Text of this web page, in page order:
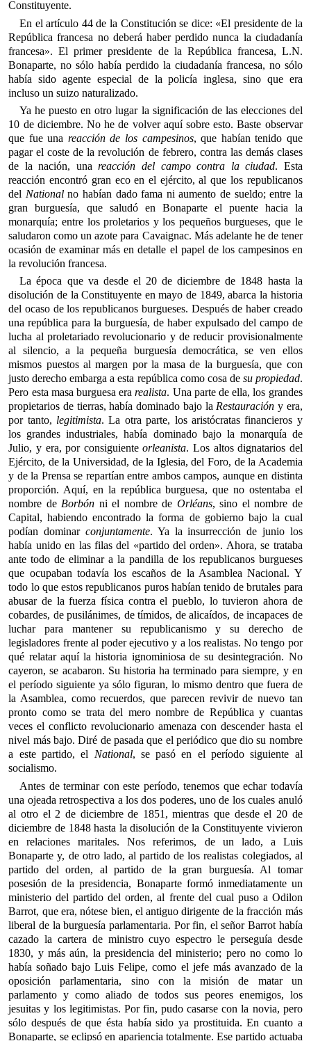
Constituyente.
En el artículo 44 de la Constitución se dice: «El presidente de la
República francesa no deberá haber perdido nunca la ciudadanía
francesa». El primer presidente de la República francesa, L.N.
Bonaparte, no sólo había perdido la ciudadanía francesa, no sólo
había sido agente especial de la policía inglesa, sino que era
incluso un suizo naturalizado.
Ya he puesto en otro lugar la significación de las elecciones del
10 de diciembre. No he de volver aquí sobre esto. Baste observar
que fue una reacción de los campesinos, que habían tenido que
pagar el coste de la revolución de febrero, contra las demás clases
de la nación, unareacción del campo contra la ciudad. Esta
reacción encontró gran eco en el ejército, al que los republicanos
del Nationalno habían dado fama ni aumento de sueldo; entre la
gran burguesía, que saludó en Bonaparte el puente hacia la
monarquía; entre los proletarios y los pequeños burgueses, que le
saludaron como un azote para Cavaignac. Más adelante he de tener
ocasión de examinar más en detalle el papel de los campesinos en
la revolución francesa.
La época que va desde el 20 de diciembre de 1848 hasta la
disolución de la Constituyente en mayo de 1849, abarca la historia
del ocaso de los republicanos burgueses. Después de haber creado
una república para la burguesía, de haber expulsado del campo de
lucha al proletariado revolucionario y de reducir provisionalmente
al silencio, a la pequeña burguesía democrática, se ven ellos
mismos puestos al margen por la masa de la burguesía, que con
justo derecho embarga a esta república como cosa de su propiedad.
Pero esta masa burguesa erarealista. Una parte de ella, los grandes
propietarios de tierras, había dominado bajo la Restauración y era,
por tanto, legitimista. La otra parte, los aristócratas financieros y
los grandes industriales, había dominado bajo la monarquía de
Julio, y era, por consiguienteorleanista. Los altos dignatarios del
Ejército, de la Universidad, de la Iglesia, del Foro, de la Academia
y de la Prensa se repartían entre ambos campos, aunque en distinta
proporción. Aquí, en la república burguesa, que no ostentaba el
nombre de Borbón ni el nombre de Orléans, sino el nombre de
Capital, habiendo encontrado la forma de gobierno bajo la cual
podían dominar conjuntamente. Ya la insurrección de junio los
había unido en las filas del «partido del orden». Ahora, se trataba
ante todo de eliminar a la pandilla de los republicanos burgueses
que ocupaban todavía los escaños de la Asamblea Nacional. Y
todo lo que estos republicanos puros habían tenido de brutales para
abusar de la fuerza física contra el pueblo, lo tuvieron ahora de
cobardes, de pusilánimes, de tímidos, de alicaídos, de incapaces de
luchar para mantener su republicanismo y su derecho de
legisladores frente al poder ejecutivo y a los realistas. No tengo por
qué relatar aquí la historia ignominiosa de su desintegración. No
cayeron, se acabaron. Su historia ha terminado para siempre, y en
el período siguiente ya sólo figuran, lo mismo dentro que fuera de
la Asamblea, como recuerdos, que parecen revivir de nuevo tan
pronto como se trata del mero nombre de República y cuantas
veces el conflicto revolucionario amenaza con descender hasta el
nivel más bajo. Diré de pasada que el periódico que dio su nombre
a este partido, el National, se pasó en el período siguiente al
socialismo.
Antes de terminar con este período, tenemos que echar todavía
una ojeada retrospectiva a los dos poderes, uno de los cuales anuló
al otro el 2 de diciembre de 1851, mientras que desde el 20 de
diciembre de 1848 hasta la disolución de la Constituyente vivieron
en relaciones maritales. Nos referimos, de un lado, a Luis
Bonaparte y, de otro lado, al partido de los realistas colegiados, al
partido del orden, al partido de la gran burguesía. Al tomar
posesión de la presidencia, Bonaparte formó inmediatamente un
ministerio del partido del orden, al frente del cual puso a Odilon
Barrot, que era, nótese bien, el antiguo dirigente de la fracción más
liberal de la burguesía parlamentaria. Por fin, el señor Barrot había
cazado la cartera de ministro cuyo espectro le perseguía desde
1830, y más aún, la presidencia del ministerio; pero no como lo
había soñado bajo Luis Felipe, como el jefe más avanzado de la
oposición parlamentaria, sino con la misión de matar un
parlamento y como aliado de todos sus peores enemigos, los
jesuitas y los legitimistas. Por fin, pudo casarse con la novia, pero
sólo después de que ésta había sido ya prostituida. En cuanto a
Bonaparte, se eclipsó en apariencia totalmente. Ese partido actuaba